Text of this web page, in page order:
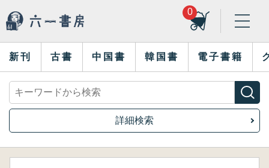
0
新刊 古書 中国書 韓国書 電子書籍
詳細検索